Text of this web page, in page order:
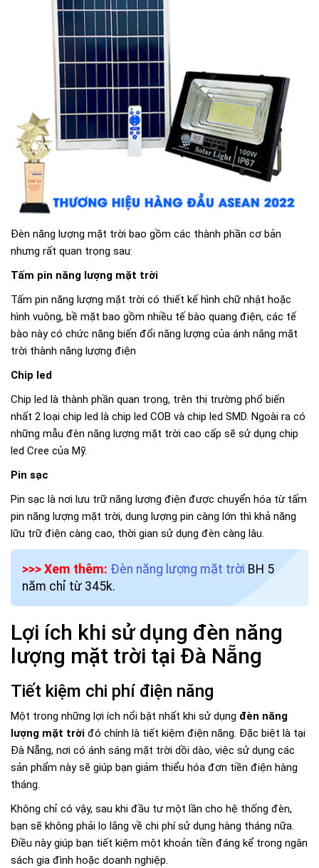
Đèn năng lượng mặt trời bao gồm các thành phần cơ bản
nhưng rất quan trọng sau:
Tấm pin năng lượng mặt trời
Tấm pin năng lượng mặt trời có thiết kế hình chữ nhật hoặc
hình vuông, bề mặt bao gồm nhiều tế bào quang điện, các tế
bào này có chức năng biến đổi năng lượng của ánh nắng mặt
trời thành năng lượng điện
Chip led
Chip led là thành phần quan trọng, trên thị trường phổ biến
nhất 2 loại chip led là chip led COB và chip led SMD. Ngoài ra có
những mẫu đèn năng lượng mặt trời cao cấp sẽ sử dụng chip
led Cree của Mỹ.
Pin sạc
Pin sạc là nơi lưu trữ năng lượng điện được chuyển hóa từ tấm
pin năng lượng mặt trời, dung lượng pin càng lớn thì khả năng
lữu trữ điện càng cao, thời gian sử dụng đèn càng lâu.
>>> Xem thêm: Đèn năng lượng mặt trời BH 5
năm chỉ từ 345k.
Lợi ích khi sử dụng đèn năng
lượng mặt trời tại Đà Nẵng
Tiết kiệm chi phí điện năng
Một trong những lợi ích nổi bật nhất khi sử dụng đèn năng
lượng mặt trời đó chính là tiết kiệm điện năng. Đặc biệt là tại
Đà Nẵng, nơi có ánh sáng mặt trời dồi dào, việc sử dụng các
sản phẩm này sẽ giúp bạn giảm thiểu hóa đơn tiền điện hàng
tháng.
Không chỉ có vậy, sau khi đầu tư một lần cho hệ thống đèn,
bạn sẽ không phải lo lắng về chi phí sử dụng hàng tháng nữa.
Điều này giúp bạn tiết kiệm một khoản tiền đáng kể trong ngân
sách gia đình hoặc doanh nghiệp.